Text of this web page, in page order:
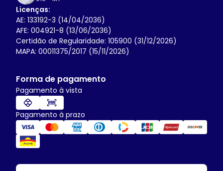
Licenças:
AE: 133192-3 (14/04/2036)
AFE: 004921-8 (13/06/2036)
Certidão de Regularidade: 105900 (31/12/2026)
MAPA: 00011375/2017 (15/11/2026)
Forma de pagamento
Pagamento à vista
Pagamento à prazo